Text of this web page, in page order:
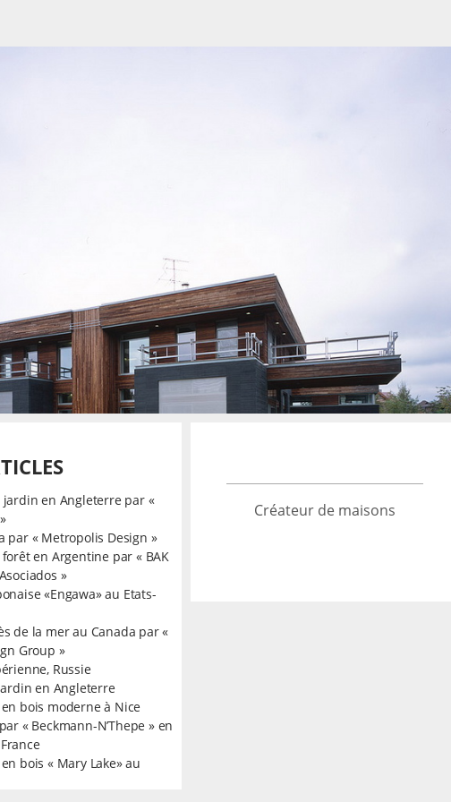
jardin en Angleterre par «
par « Metropolis Design »
en Argentine par « BAK
»
«Engawa» au Etats-
de la mer au Canada par «
Group »
Russie
en Angleterre
bois moderne à Nice
« Beckmann-N’Thepe » en
bois « Mary Lake» au
Créateur de maisons